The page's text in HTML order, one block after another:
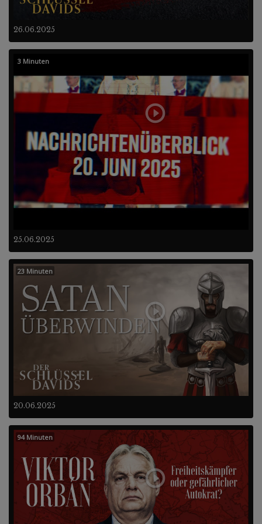
26.06.2025
25.06.2025
3 Minuten
20.06.2025
23 Minuten
94 Minuten